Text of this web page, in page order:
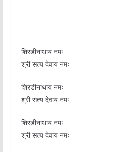
शिरडीनाथाय नमः
श्री सत्य देवाय नमः
शिरडीनाथाय नमः
श्री सत्य देवाय नमः
शिरडीनाथाय नमः
श्री सत्य देवाय नमः